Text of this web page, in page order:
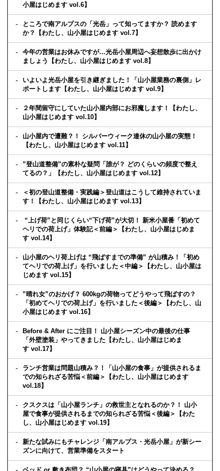
小屋はじめます vol.6】
ところで南アルプスの「光岳」って知ってますか？ 読めます
か？【わたし、山小屋はじめます vol.7】
今年の営業はお休みですが…光岳小屋周辺へ妄想散歩に出かけ
ましょう【わたし、山小屋はじめます vol.8】
いよいよ光岳小屋を引き継ぎました！「山小屋業務の裏側」レ
ポートします【わたし、山小屋はじめます vol.9】
２年間留守にしていた山小屋内部にお邪魔します！【わたし、
山小屋はじめます vol.10】
山小屋内で遭難？！ シルバーウィーク連休の山小屋の実態！
【わたし、山小屋はじめます vol.11】
”登山道整備”の素朴な疑問「誰が？ どのくらいの頻度で整え
てるの？」【わたし、山小屋はじめます vol.12】
＜初の登山道整備・実践編＞登山道はこうして維持されていま
す！【わたし、山小屋はじめます vol.13】
“上げ荷”と同じくらい“下げ荷”が大切！ 新米小屋番「初めて
ヘリでの荷上げ」体験記＜前編＞【わたし、山小屋はじめま
す vol.14】
山小屋のヘリ荷上げは “飛ばすまでの準備” が山積み！「初め
てヘリでの荷上げ」を行いました＜中編＞【わたし、山小屋は
じめます vol.15】
”晴れ女”のおかげ？ 600kgの荷物ってどうやって飛ばすの？
「初めてヘリでの荷上げ」を行いました＜後編＞【わたし、山
小屋はじめます vol.16】
Before & After にご注目！ 山小屋シーズン中の最後の仕事
「外壁塗装」やってきました【わたし、山小屋はじめま
す vol.17】
ランチ営業は問題山積み？！「山小屋の食事」が提供されるま
での知られざる苦悩＜前編＞【わたし、山小屋はじめます
vol.18】
クスクスは「山小屋ランチ」の救世主となれるのか？！ 山小
屋で食事が提供されるまでの知られざる苦悩＜後編＞【わた
し、山小屋はじめます vol.19】
新たな試みにもチャレンジ「南アルプス・光岳小屋」が新シー
ズンに向けて、営業準備をスタート